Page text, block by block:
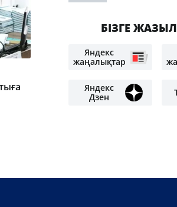
БІЗГЕ
Яндекс
жаңалықтар
Яндекс
Дзен